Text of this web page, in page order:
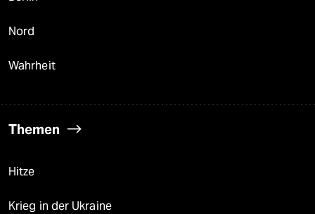
Nord
Wahrheit
Themen
Hitze
Krieg in der Ukraine